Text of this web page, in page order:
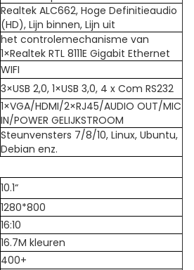
Realtek ALC662, Hoge Definitieaudio
(HD), Lijn binnen, Lijn uit
het controlemechanisme van
1×Realtek RTL 8111E Gigabit Ethernet
WIFI
3×USB 2,0, 1×USB 3,0, 4 x Com RS232
1×VGA/HDMI/2×RJ45/AUDIO OUT/MIC
IN/POWER GELIJKSTROOM
Steunvensters 7/8/10, Linux, Ubuntu,
Debian enz.
10.1“
1280*800
16:10
16.7M kleuren
400+